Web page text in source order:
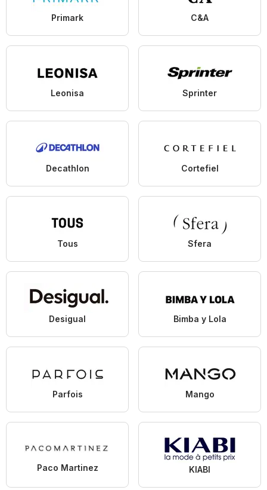
Primark C&A
Leonisa Sprinter
Decathlon Cortefiel
Tous Sfera
Desigual Bimba y Lola
Parfois Mango
Paco Martinez KIABI